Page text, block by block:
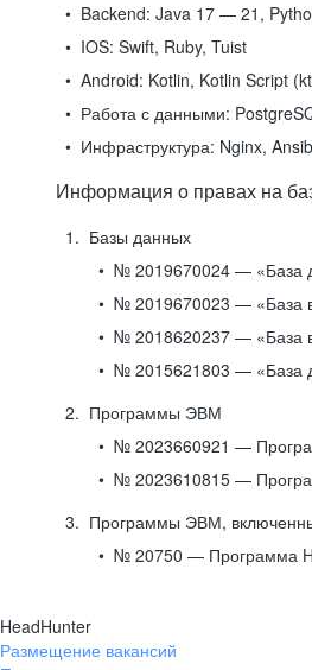
Backend: Java 17 — 21,
IOS: Swift, Ruby, Tuist
Android: Kotlin, Kotlin Script
Работа с данными:
Инфраструктура: Nginx,
Информация о правах на
Базы данных
№ 2019670024 — «База
№ 2019670023 — «База
№ 2018620237 — «База
№ 2015621803 — «База
Программы ЭВМ
№ 2023660921 —
№ 2023610815 —
Программы ЭВМ,
№ 20750 — Программа
HeadHunter
Размещение вакансий